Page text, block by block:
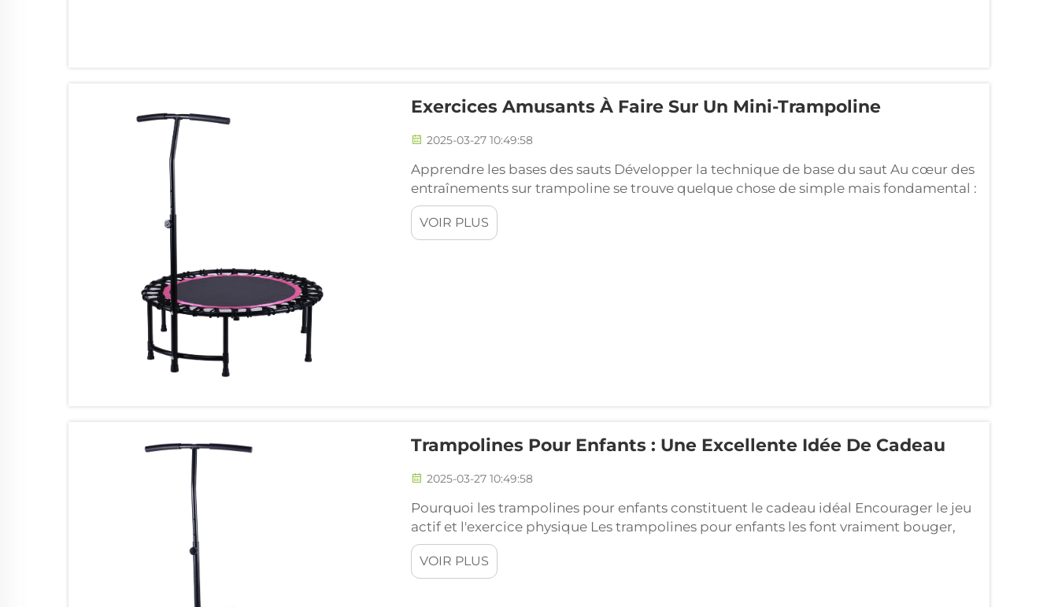
Exercices Amusants À Faire Sur Un Mini-Trampoline
2025-03-27 10:49:58
Apprendre les bases des sauts Développer la technique de base du saut Au cœur des
entraînements sur trampoline se trouve quelque chose de simple mais fondamental :
le saut de base. Il suffit de sauter simplement vers le haut et vers le bas sur le mini-
trampoline, en gardant le corps détendu sans trop se raidir...
VOIR PLUS
Trampolines Pour Enfants : Une Excellente Idée De Cadeau
2025-03-27 10:49:58
Pourquoi les trampolines pour enfants constituent le cadeau idéal Encourager le jeu
actif et l'exercice physique Les trampolines pour enfants les font vraiment bouger,
dépenser de l'énergie tout en s'amusant à sauter dans tous les sens. Nous savons tous
que l'obésité infantile est devenue un problème sérieux...
VOIR PLUS